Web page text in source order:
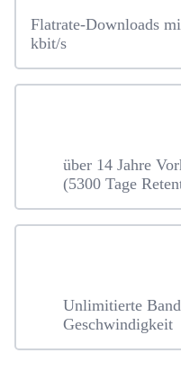
Flatrate-Downloads
kbit/s
über 14 Jahre
(5300 Tage
Unlimitierte
Geschwindigkeit